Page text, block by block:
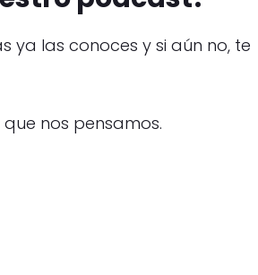
ya las conoces y si aún no, te
nos pensamos.